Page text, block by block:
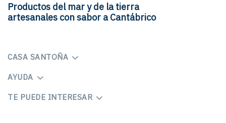
Productos del mar y de la tierra
artesanales con sabor a Cantábrico
CASA SANTOÑA
AYUDA
TE PUEDE INTERESAR